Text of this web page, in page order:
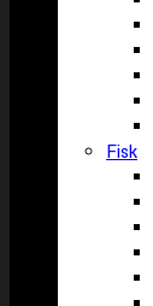
Fisk